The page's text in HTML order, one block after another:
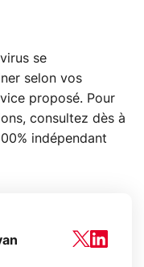
se
selon vos
proposé. Pour
consultez dès à
indépendant